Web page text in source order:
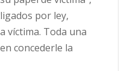
por ley,
víctima. Toda una
concederle la